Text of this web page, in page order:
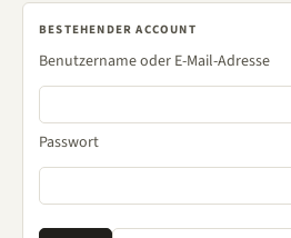
BESTEHENDER ACCOUNT
Benutzername oder E-Mail-Adresse
Passwort